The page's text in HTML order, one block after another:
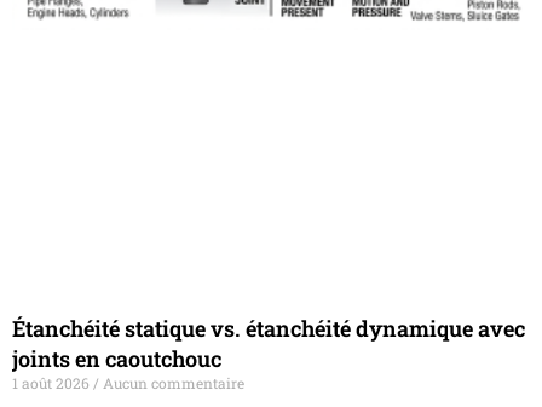
Étanchéité statique vs. étanchéité dynamique avec
joints en caoutchouc
1 août 2026
Aucun commentaire